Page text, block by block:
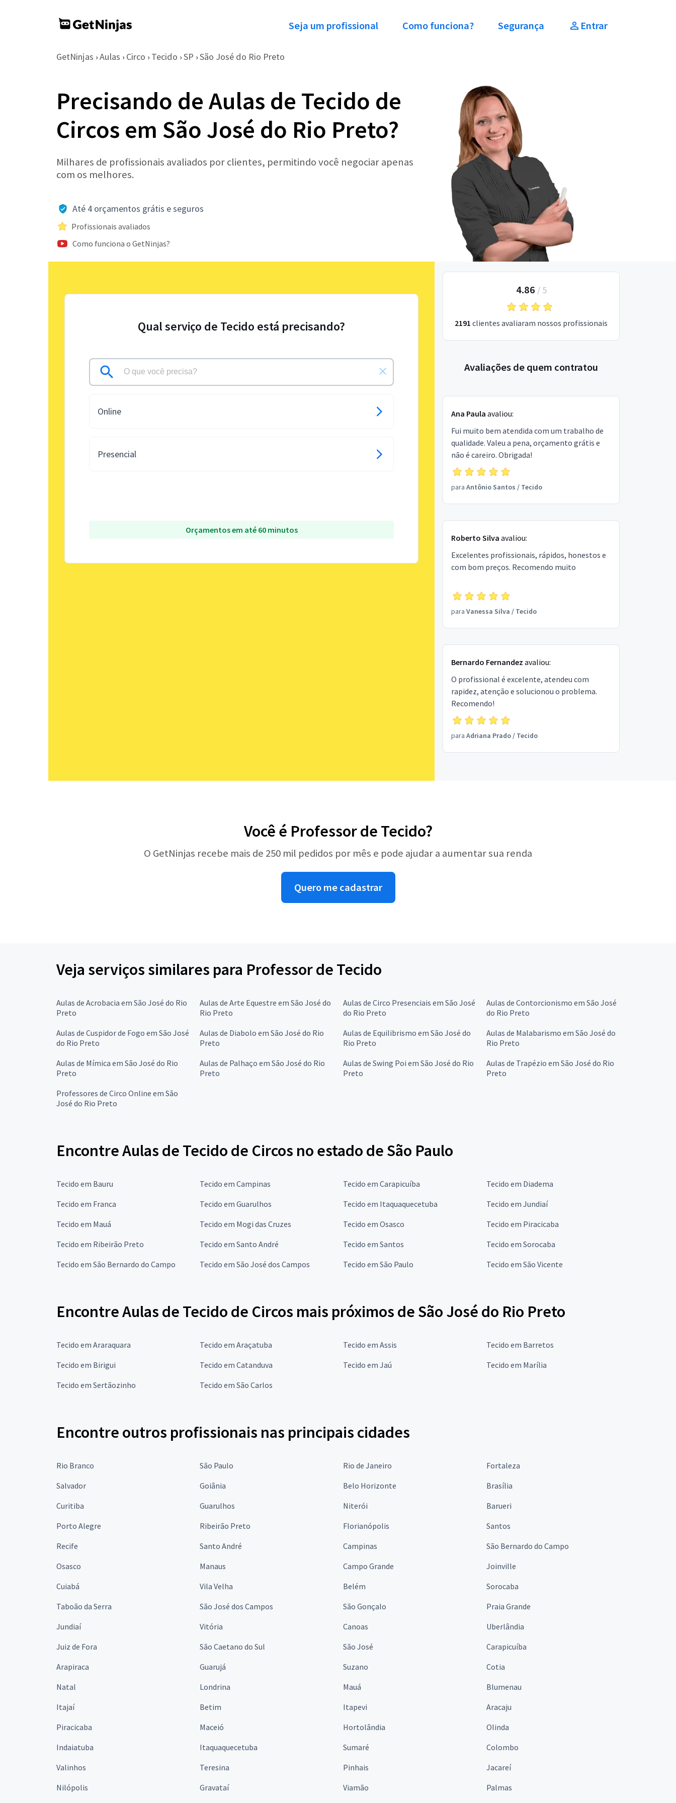
Seja um profissional Como funciona? Segurança Entrar
GetNinjas › Aulas › Circo › Tecido › SP › São José do Rio Preto
Precisando de Aulas de Tecido de
Circos em São José do Rio Preto?
Milhares de profissionais avaliados por clientes, permitindo você negociar apenas
com os melhores.
Até 4 orçamentos grátis e seguros
Profissionais avaliados
Como funciona o GetNinjas?
Qual serviço de Tecido está precisando?
Online
Presencial
Orçamentos em até 60 minutos
4.86 / 5
2191 clientes avaliaram nossos profissionais
Avaliações de quem contratou
Ana Paula avaliou:
Fui muito bem atendida com um trabalho de
qualidade. Valeu a pena, orçamento grátis e
não é careiro. Obrigada!
para Antônio Santos / Tecido
Roberto Silva avaliou:
Excelentes profissionais, rápidos, honestos e
com bom preços. Recomendo muito
para Vanessa Silva / Tecido
Bernardo Fernandez avaliou:
O profissional é excelente, atendeu com
rapidez, atenção e solucionou o problema.
Recomendo!
para Adriana Prado/ Tecido
Você é Professor de Tecido?
O GetNinjas recebe mais de 250 mil pedidos por mês e pode ajudar a aumentar sua renda
Quero me cadastrar
Veja serviços similares para Professor de Tecido
Aulas de Acrobacia em São José do Rio
Preto
Aulas de Arte Equestre em São José do
Rio Preto
Aulas de Circo Presenciais em São José
do Rio Preto
Aulas de Contorcionismo em São José
do Rio Preto
Aulas de Cuspidor de Fogo em São José
do Rio Preto
Aulas de Diabolo em São José do Rio
Preto
Aulas de Equilibrismo em São José do
Rio Preto
Aulas de Malabarismo em São José do
Rio Preto
Aulas de Mímica em São José do Rio
Preto
Aulas de Palhaço em São José do Rio
Preto
Aulas de Swing Poi em São José do Rio
Preto
Aulas de Trapézio em São José do Rio
Preto
Professores de Circo Online em São
José do Rio Preto
Encontre Aulas de Tecido de Circos no estado de São Paulo
Tecido em Bauru Tecido em Campinas Tecido em Carapicuíba
Tecido em Diadema
Tecido em Franca
Tecido em Guarulhos Tecido em Itaquaquecetuba
Tecido em Jundiaí
Tecido em Mauá
Tecido em Mogi das Cruzes Tecido em Osasco
Tecido em Piracicaba
Tecido em Ribeirão Preto
Tecido em Santo André Tecido em Santos
Tecido em Sorocaba
Tecido em São Bernardo do Campo
Tecido em São José dos Campos Tecido em São Paulo Tecido em São Vicente
Encontre Aulas de Tecido de Circos mais próximos de São José do Rio Preto
Tecido em Araraquara Tecido em Araçatuba Tecido em Assis
Tecido em Barretos
Tecido em Birigui
Tecido em Catanduva Tecido em Jaú
Tecido em Marília
Tecido em Sertãozinho
Tecido em São Carlos
Encontre outros profissionais nas principais cidades
Rio Branco São Paulo Rio de Janeiro
Fortaleza
Salvador
Goiânia Belo Horizonte
Brasília
Curitiba
Guarulhos Niterói
Barueri
Porto Alegre
Ribeirão Preto Florianópolis
Santos
Recife
Santo André Campinas
São Bernardo do Campo
Osasco
Manaus Campo Grande
Joinville
Cuiabá
Vila Velha Belém
Sorocaba
Taboão da Serra
São José dos Campos São Gonçalo
Praia Grande
Jundiaí
Vitória Canoas
Uberlândia
Juiz de Fora
São Caetano do Sul São José
Carapicuíba
Arapiraca
Guarujá Suzano
Cotia
Natal
Londrina Mauá
Blumenau
Itajaí
Betim Itapevi
Aracaju
Piracicaba
Maceió Hortolândia
Olinda
Indaiatuba
Itaquaquecetuba Sumaré
Colombo
Valinhos
Teresina Pinhais
Jacareí
Nilópolis
Gravataí Viamão
Palmas